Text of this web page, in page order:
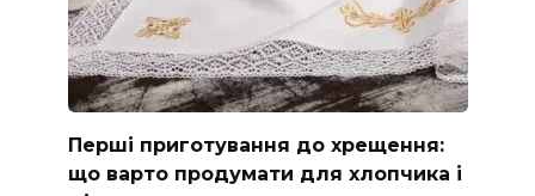
Перші приготування до хрещення:
що варто продумати для хлопчика і